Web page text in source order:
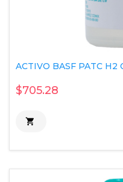
ACTIVO BASF PATC H2
$705.28
